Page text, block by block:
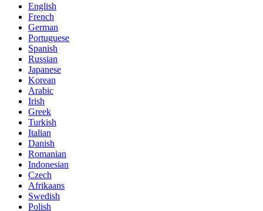
English
French
German
Portuguese
Spanish
Russian
Japanese
Korean
Arabic
Irish
Greek
Turkish
Italian
Danish
Romanian
Indonesian
Czech
Afrikaans
Swedish
Polish